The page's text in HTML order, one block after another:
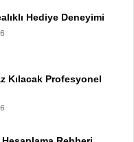
Hediye Deneyimi
Kılacak Profesyonel